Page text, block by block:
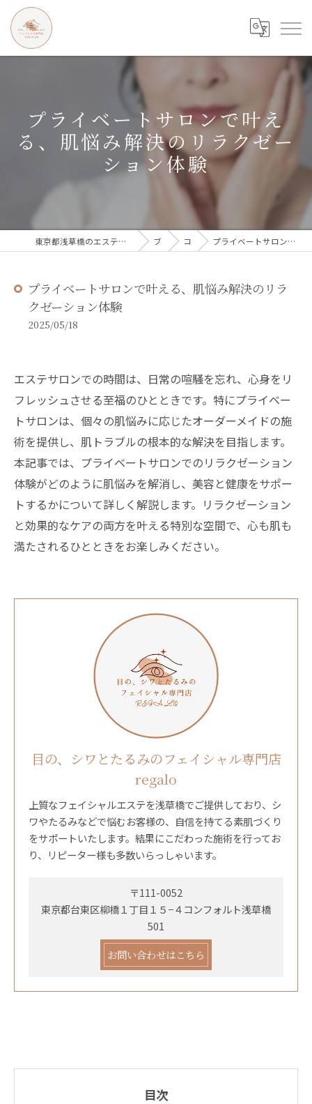
プライベートサロンで叶え
る、肌悩み解決のリラクゼー
ション体験
東京都浅草橋のエステなら目の、シワとたるみのフェイシャル専門店 regalo ブログ コラム プライベートサロンで叶える、肌悩み解決のリラクゼーション体験
プライベートサロンで叶える、肌悩み解決のリラ
クゼーション体験
2025/05/18
エステサロンでの時間は、日常の喧騒を忘れ、心身をリ
フレッシュさせる至福のひとときです。特にプライベー
トサロンは、個々の肌悩みに応じたオーダーメイドの施
術を提供し、肌トラブルの根本的な解決を目指します。
本記事では、プライベートサロンでのリラクゼーション
体験がどのように肌悩みを解消し、美容と健康をサポー
トするかについて詳しく解説します。リラクゼーション
と効果的なケアの両方を叶える特別な空間で、心も肌も
満たされるひとときをお楽しみください。
目の、シワとたるみのフェイシャル専門店
regalo
上質なフェイシャルエステを浅草橋でご提供しており、シ
ワやたるみなどで悩むお客様の、自信を持てる素肌づくり
をサポートいたします。結果にこだわった施術を行ってお
り、リピーター様も多数いらっしゃいます。
〒111-0052
東京都台東区柳橋１丁目１５−４コンフォルト浅草橋
501
お問い合わせはこちら
目次